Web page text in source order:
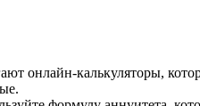
онлайн-калькуляторы,